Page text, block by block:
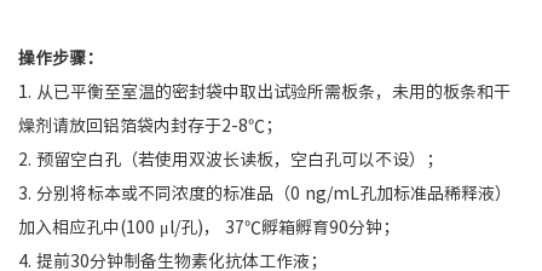
操作步骤：
1. 从已平衡至室温的密封袋中取出试验所需板条，未用的板条和干
燥剂请放回铝箔袋内封存于2-8℃；
2. 预留空白孔（若使用双波长读板，空白孔可以不设）；
3. 分别将标本或不同浓度的标准品（0 ng/mL孔加标准品稀释液）
加入相应孔中(100 μl/孔)， 37℃孵箱孵育90分钟；
4. 提前30分钟制备生物素化抗体工作液；